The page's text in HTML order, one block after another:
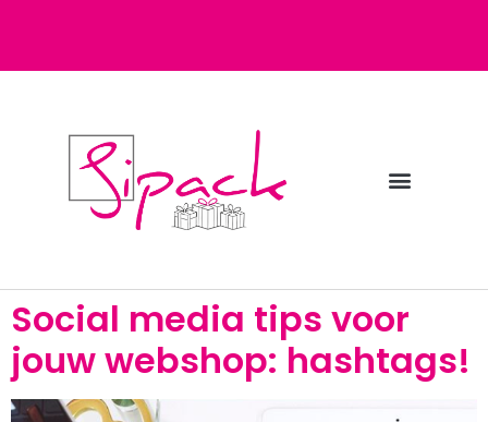
Social media tips voor
jouw webshop: hashtags!